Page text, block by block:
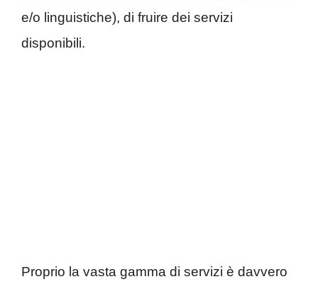
e/o linguistiche), di fruire dei servizi
disponibili.
Proprio la vasta gamma di servizi è davvero